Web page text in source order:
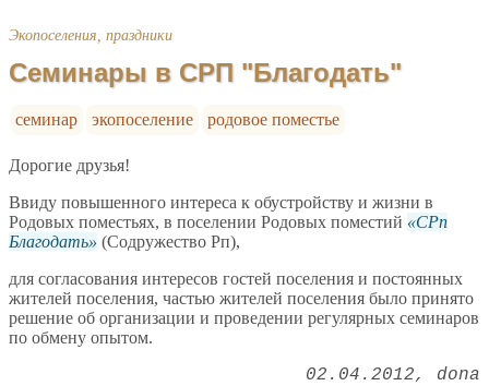
Экопоселения, праздники
Семинары в СРП "Благодать"
семинар экопоселение родовое поместье
Дорогие друзья!
Ввиду повышенного интереса к обустройству и жизни в
Родовых поместьях, в поселении Родовых поместий
СРп
Благодать
(Содружество Рп),
для согласования интересов гостей поселения и постоянных
жителей поселения, частью жителей поселения было принято
решение об организации и проведении регулярных семинаров
по обмену опытом.
02.04.2012 dona